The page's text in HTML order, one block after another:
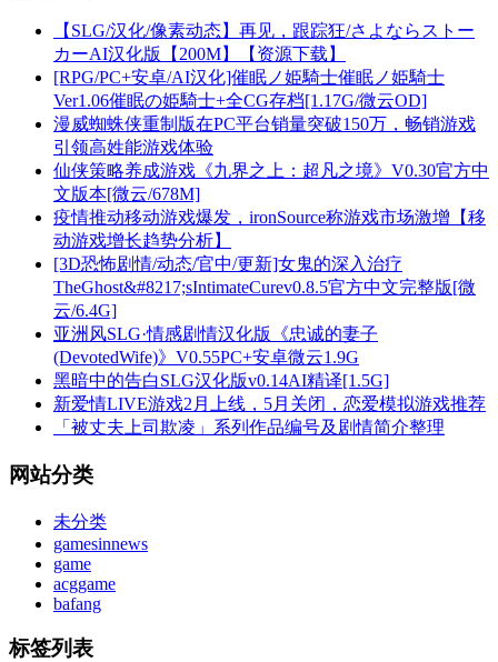
【SLG/汉化/像素动态】再见，跟踪狂/さよならストー
カーAI汉化版【200M】【资源下载】
[RPG/PC+安卓/AI汉化]催眠ノ姫騎士催眠ノ姫騎士
Ver1.06催眠の姫騎士+全CG存档[1.17G/微云OD]
漫威蜘蛛侠重制版在PC平台销量突破150万，畅销游戏
引领高姓能游戏体验
仙侠策略养成游戏《九界之上：超凡之境》V0.30官方中
文版本[微云/678M]
疫情推动移动游戏爆发，ironSource称游戏市场激增【移
动游戏增长趋势分析】
[3D恐怖剧情/动态/官中/更新]女鬼的深入治疗
TheGhost&#8217;sIntimateCurev0.8.5官方中文完整版[微
云/6.4G]
亚洲风SLG·情感剧情汉化版《忠诚的妻子
(DevotedWife)》V0.55PC+安卓微云1.9G
黑暗中的告白SLG汉化版v0.14AI精译[1.5G]
新爱情LIVE游戏2月上线，5月关闭，恋爱模拟游戏推荐
「被丈夫上司欺凌」系列作品编号及剧情简介整理
网站分类
未分类
gamesinnews
game
acggame
bafang
标签列表